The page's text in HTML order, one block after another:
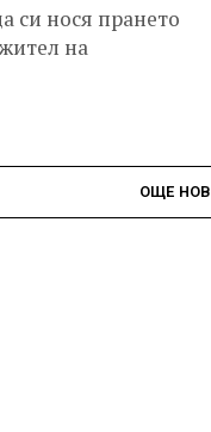
си нося прането
на
ОЩЕ